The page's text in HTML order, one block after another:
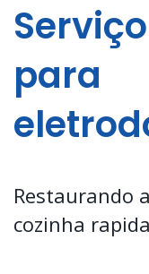
para
Restaurando
cozinha